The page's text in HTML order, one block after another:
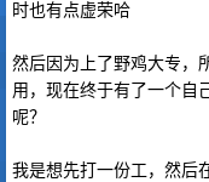
时也有点虚荣哈
然后因为上了野鸡大专，
用，现在终于有了一个自
呢？
我是想先打一份工，然后